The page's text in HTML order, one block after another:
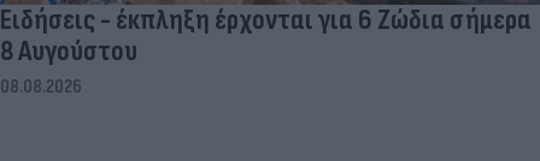
Ειδήσεις - έκπληξη έρχονται για 6 Ζώδια σήμερα
8 Αυγούστου
08.08.2026